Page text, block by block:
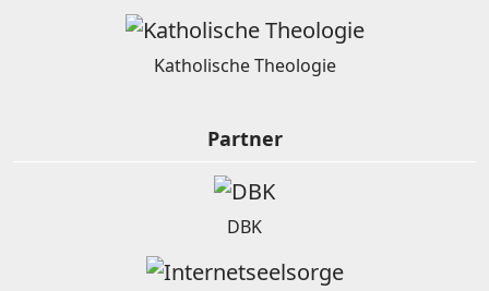
Katholische Theologie
Partner
DBK